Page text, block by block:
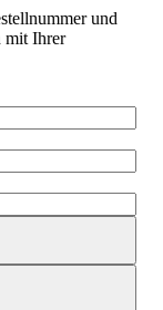
und
mit Ihrer